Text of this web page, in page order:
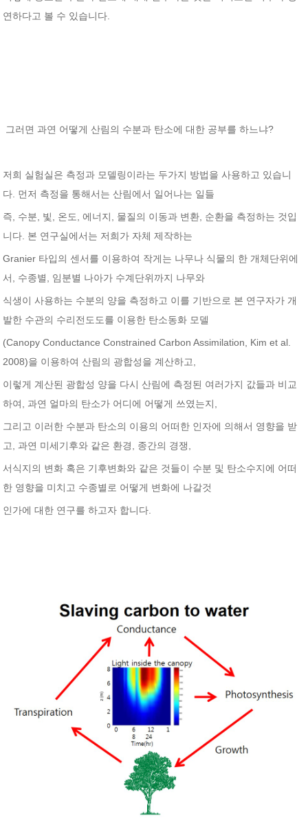
연하다고 볼 수 있습니다.
그러면 과연 어떻게 산림의 수분과 탄소에 대한 공부를 하느냐?
저희 실험실은 측정과 모델링이라는 두가지 방법을 사용하고 있습니
다. 먼저 측정을 통해서는 산림에서 일어나는 일들
즉, 수분, 빛, 온도, 에너지, 물질의 이동과 변환, 순환을 측정하는 것입
니다. 본 연구실에서는 저희가 자체 제작하는
Granier 타입의 센서를 이용하여 작게는 나무나 식물의 한 개체단위에
서, 수종별, 임분별 나아가 수계단위까지 나무와
식생이 사용하는 수분의 양을 측정하고 이를 기반으로 본 연구자가 개
발한 수관의 수리전도도를 이용한 탄소동화 모델
(Canopy Conductance Constrained Carbon Assimilation, Kim et al.
2008)을 이용하여 산림의 광합성을 계산하고,
이렇게 계산된 광합성 양을 다시 산림에 측정된 여러가지 값들과 비교
하여, 과연 얼마의 탄소가 어디에 어떻게 쓰였는지,
그리고 이러한 수분과 탄소의 이용의 어떠한 인자에 의해서 영향을 받
고, 과연 미세기후와 같은 환경, 종간의 경쟁,
서식지의 변화 혹은 기후변화와 같은 것들이 수분 및 탄소수지에 어떠
한 영향을 미치고 수종별로 어떻게 변화에 나갈것
인가에 대한 연구를 하고자 합니다.